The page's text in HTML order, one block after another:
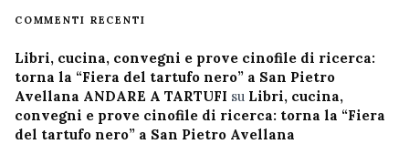
COMMENTI RECENTI
Libri, cucina, convegni e prove cinofile di ricerca:
torna la “Fiera del tartufo nero” a San Pietro
Avellana ANDARE A TARTUFI su Libri, cucina,
convegni e prove cinofile di ricerca: torna la “Fiera
del tartufo nero” a San Pietro Avellana